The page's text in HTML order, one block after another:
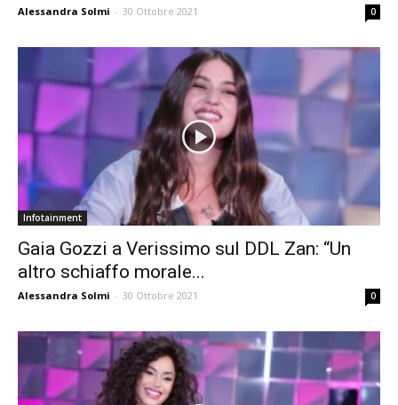
Alessandra Solmi - 30 Ottobre 2021 0
Infotainment
Gaia Gozzi a Verissimo sul DDL Zan: “Un
altro schiaffo morale...
Alessandra Solmi - 30 Ottobre 2021 0